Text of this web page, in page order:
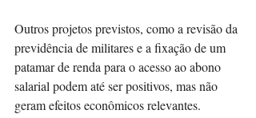
Outros projetos previstos, como a revisão da
previdência de militares e a fixação de um
patamar de renda para o acesso ao abono
salarial podem até ser positivos, mas não
geram efeitos econômicos relevantes.